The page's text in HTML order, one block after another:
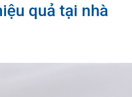
quả tại nhà